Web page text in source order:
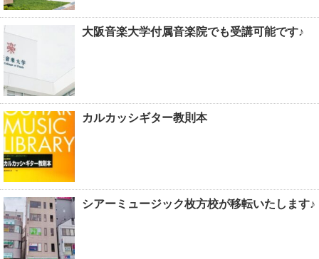
大阪音楽大学付属音楽院でも受講可能です♪
カルカッシギター教則本
シアーミュージック枚方校が移転いたします♪